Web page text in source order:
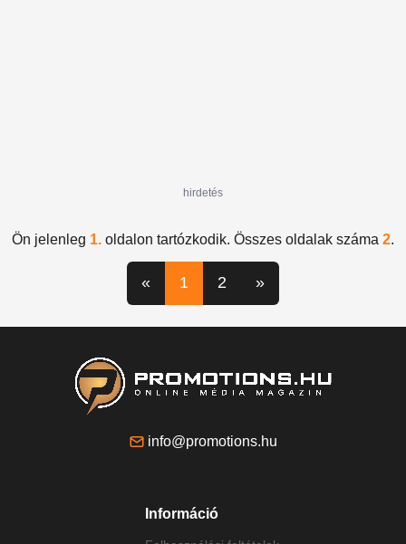
hirdetés
Ön jelenleg 1. oldalon tartózkodik. Összes oldalak száma 2.
« 1 2 »
info@promotions.hu
Információ